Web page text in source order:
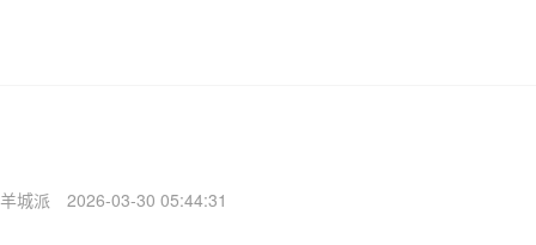
羊城派 2026-03-30 05:44:31